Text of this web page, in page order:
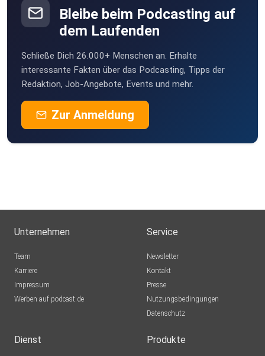
Bleibe beim Podcasting auf
dem Laufenden
Schließe Dich 26.000+ Menschen an. Erhalte
interessante Fakten über das Podcasting, Tipps der
Redaktion, Job-Angebote, Events und mehr.
Zur Anmeldung
Unternehmen
Team
Karriere
Impressum
Werben auf podcast.de
Service
Newsletter
Kontakt
Presse
Nutzungsbedingungen
Datenschutz
Dienst Produkte